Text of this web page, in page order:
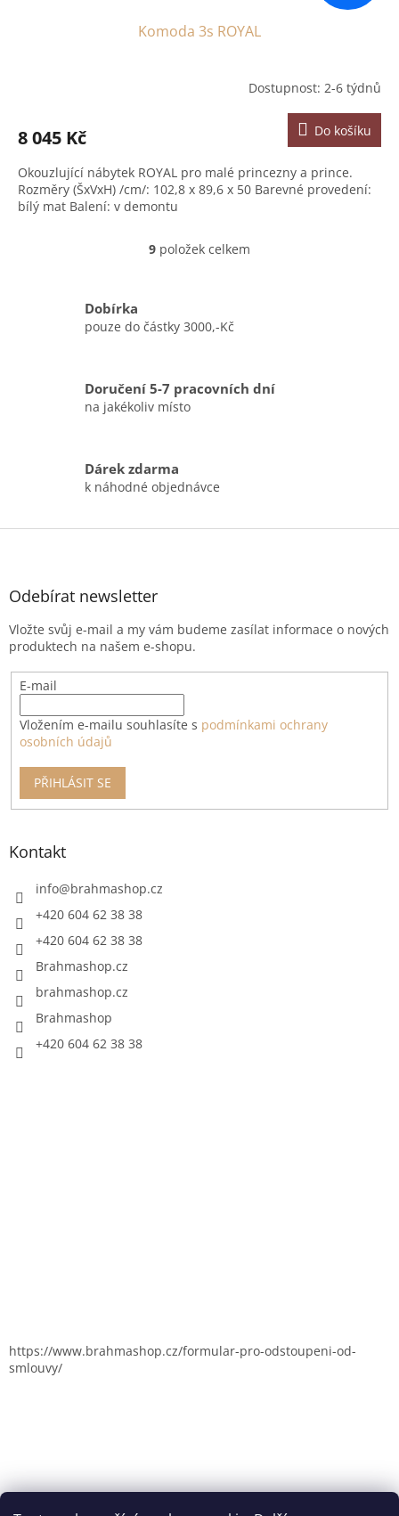
Komoda 3s ROYAL
Dostupnost: 2-6 týdnů
8 045 Kč Do košíku
Okouzlující nábytek ROYAL pro malé princezny a prince.
Rozměry (ŠxVxH) /cm/: 102,8 x 89,6 x 50 Barevné provedení:
bílý mat Balení: v demontu
O
d
p
ý
i
9 položek celkem
Dobírka
pouze do částky 3000,-Kč
Doručení 5-7 pracovních dní
na jakékoliv místo
Dárek zdarma
k náhodné objednávce
Z
Odebírat newsletter
Vložte svůj e-mail a my vám budeme zasílat informace o nových
produktech na našem e-shopu.
E-mail
Vložením e-mailu souhlasíte s podmínkami ochrany
osobních údajů
PŘIHLÁSIT SE
Kontakt
info@brahmashop.cz
+420 604 62 38 38
+420 604 62 38 38
Brahmashop.cz
brahmashop.cz
Brahmashop
+420 604 62 38 38
https://www.brahmashop.cz/formular-pro-odstoupeni-od-
smlouvy/